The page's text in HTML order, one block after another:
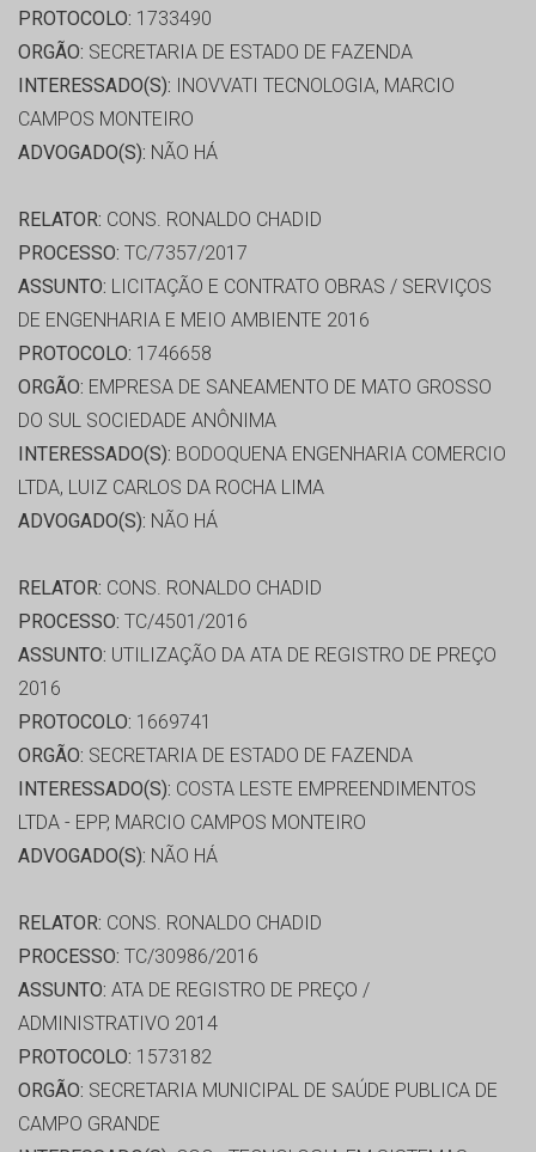
PROTOCOLO: 1733490
ORGÃO: SECRETARIA DE ESTADO DE FAZENDA
INTERESSADO(S): INOVVATI TECNOLOGIA, MARCIO
CAMPOS MONTEIRO
ADVOGADO(S): NÃO HÁ
RELATOR: CONS. RONALDO CHADID
PROCESSO: TC/7357/2017
ASSUNTO: LICITAÇÃO E CONTRATO OBRAS / SERVIÇOS
DE ENGENHARIA E MEIO AMBIENTE 2016
PROTOCOLO: 1746658
ORGÃO: EMPRESA DE SANEAMENTO DE MATO GROSSO
DO SUL SOCIEDADE ANÔNIMA
INTERESSADO(S): BODOQUENA ENGENHARIA COMERCIO
LTDA, LUIZ CARLOS DA ROCHA LIMA
ADVOGADO(S): NÃO HÁ
RELATOR: CONS. RONALDO CHADID
PROCESSO: TC/4501/2016
ASSUNTO: UTILIZAÇÃO DA ATA DE REGISTRO DE PREÇO
2016
PROTOCOLO: 1669741
ORGÃO: SECRETARIA DE ESTADO DE FAZENDA
INTERESSADO(S): COSTA LESTE EMPREENDIMENTOS
LTDA - EPP, MARCIO CAMPOS MONTEIRO
ADVOGADO(S): NÃO HÁ
RELATOR: CONS. RONALDO CHADID
PROCESSO: TC/30986/2016
ASSUNTO: ATA DE REGISTRO DE PREÇO /
ADMINISTRATIVO 2014
PROTOCOLO: 1573182
ORGÃO: SECRETARIA MUNICIPAL DE SAÚDE PUBLICA DE
CAMPO GRANDE